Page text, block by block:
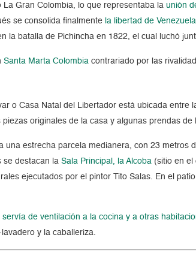
La Gran Colombia, lo que representaba launión
se consolida finalmente la libertad de Venezuela
la batalla de Pichincha en 1822, el cual luchó
Santa Marta Colombia contrariado por las
o Casa Natal del Libertador está ubicada entre
originales de la casa y algunas prendas
una estrecha parcela medianera, con 23
se destacan laSala Principal, la Alcoba (sitio en
ejecutados por el pintor Tito Salas. En el
servía de ventilación a la cocina y a otras
y la caballeriza.